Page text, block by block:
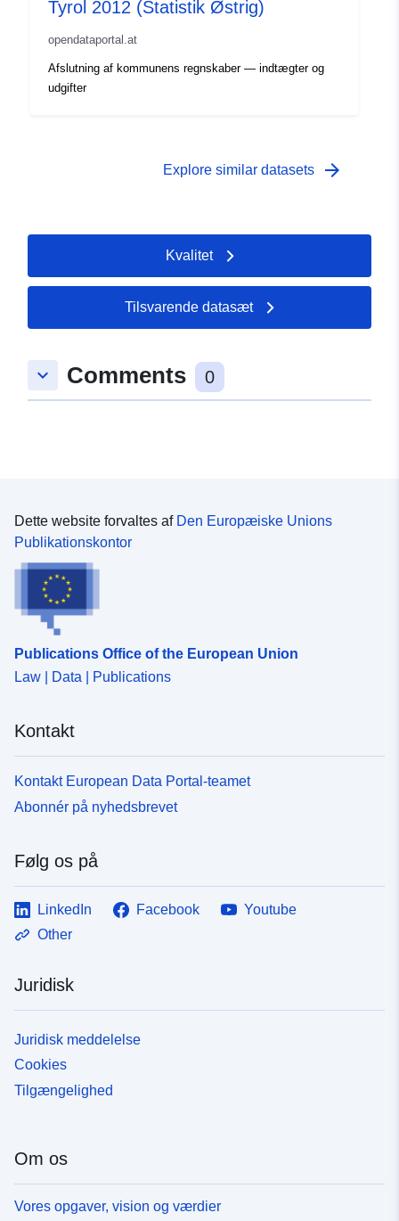
Tyrol 2012 (Statistik Østrig)
opendataportal.at
Afslutning af kommunens regnskaber — indtægter og
udgifter
Explore similar datasets arrow_forward
Kvalitet
Tilsvarende datasæt
keyboard_arrow_down Comments 0
Dette website forvaltes af Den Europæiske Unions
Publikationskontor
Publications Office of the European Union
Law | Data | Publications
Kontakt
Kontakt European Data Portal-teamet
Abonnér på nyhedsbrevet
Følg os på
LinkedIn Facebook
Youtube
Other
Juridisk
Juridisk meddelelse
Cookies
Tilgængelighed
Om os
Vores opgaver, vision og værdier